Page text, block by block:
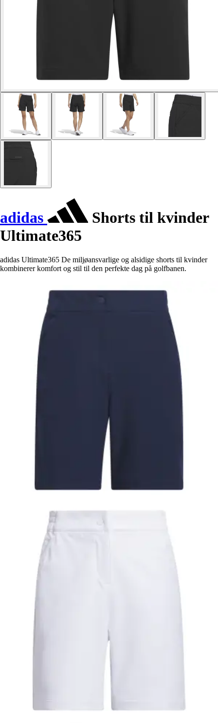
adidas
Shorts til kvinder
Ultimate365
adidas Ultimate365 De miljøansvarlige og alsidige shorts til kvinder
kombinerer komfort og stil til den perfekte dag på golfbanen.